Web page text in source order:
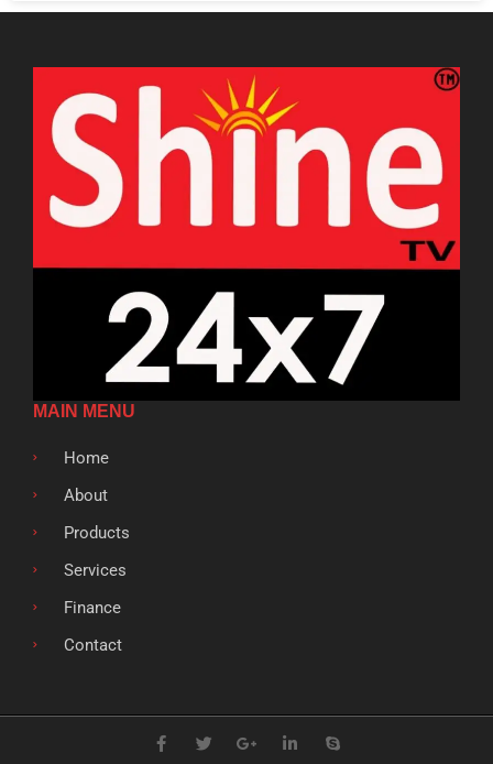
MAIN MENU
Home
About
Products
Services
Finance
Contact
F
a
c
T
w
i
G
o
o
L
i
n
S
k
y